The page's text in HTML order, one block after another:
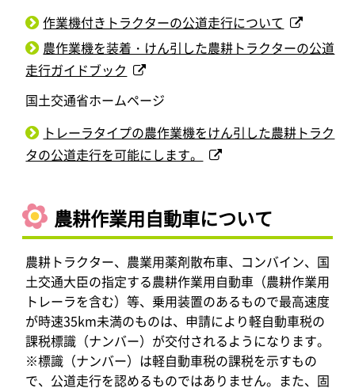
作業機付きトラクターの公道走行について
農作業機を装着・けん引した農耕トラクターの公道
走行ガイドブック
国土交通省ホームページ
トレーラタイプの農作業機をけん引した農耕トラク
タの公道走行を可能にします。
農耕作業用自動車について
農耕トラクター、農業用薬剤散布車、コンバイン、国
土交通大臣の指定する農耕作業用自動車（農耕作業用
トレーラを含む）等、乗用装置のあるもので最高速度
が時速35km未満のものは、申請により軽自動車税の
課税標識（ナンバー）が交付されるようになります。
※標識（ナンバー）は軽自動車税の課税を示すもの
で、公道走行を認めるものではありません。また、固